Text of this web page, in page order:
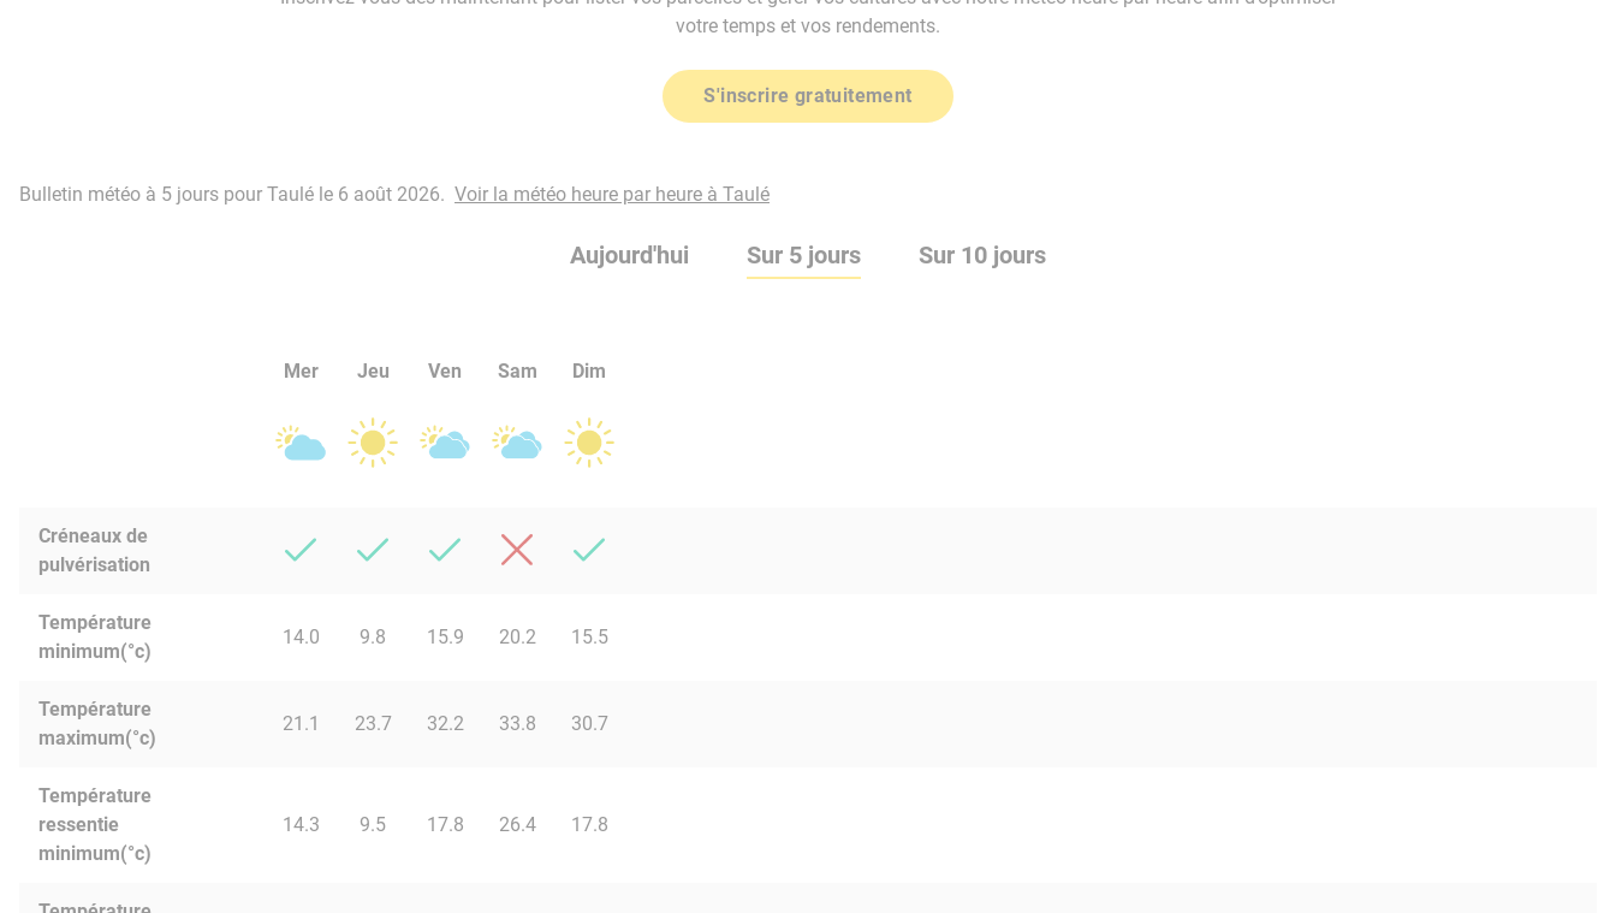
votre temps et vos rendements.
S'inscrire gratuitement
Bulletin météo à 5 jours pour Taulé le 6 août 2026. Voir la météo heure par heure à Taulé
Aujourd'hui Sur 5 jours Sur 10 jours
Mer Jeu Ven Sam Dim
Créneaux de
pulvérisation
Température
minimum(°c)
14.0 9.8 15.9 20.2 15.5
Température
maximum(°c)
21.1 23.7 32.2 33.8 30.7
Température
ressentie
minimum(°c)
14.3 9.5 17.8 26.4 17.8